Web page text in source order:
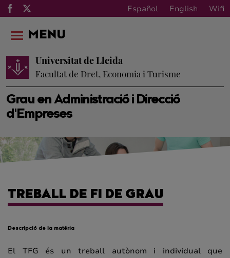
Español English Wifi
Grau en Administració i Direcció
d'Empreses
Universitat de Lleida
Facultat de Dret, Economia i Turisme
MENU
TREBALL DE FI DE GRAU
Descripció de la matèria
El TFG és un treball autònom i individual que